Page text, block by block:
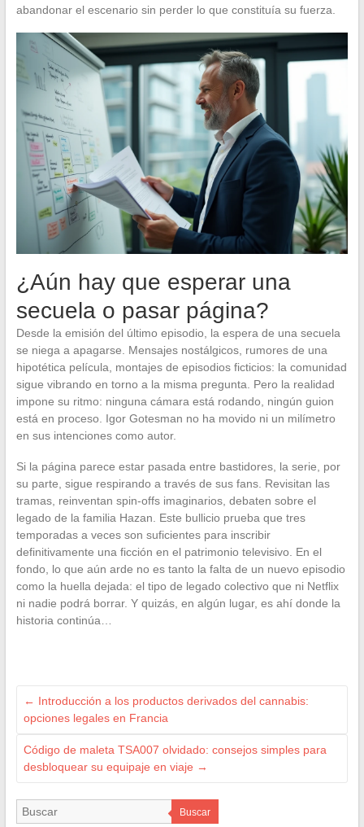
abandonar el escenario sin perder lo que constituía su fuerza.
¿Aún hay que esperar una
secuela o pasar página?
Desde la emisión del último episodio, la espera de una secuela
se niega a apagarse. Mensajes nostálgicos, rumores de una
hipotética película, montajes de episodios ficticios: la comunidad
sigue vibrando en torno a la misma pregunta. Pero la realidad
impone su ritmo: ninguna cámara está rodando, ningún guion
está en proceso. Igor Gotesman no ha movido ni un milímetro
en sus intenciones como autor.
Si la página parece estar pasada entre bastidores, la serie, por
su parte, sigue respirando a través de sus fans. Revisitan las
tramas, reinventan spin-offs imaginarios, debaten sobre el
legado de la familia Hazan. Este bullicio prueba que tres
temporadas a veces son suficientes para inscribir
definitivamente una ficción en el patrimonio televisivo. En el
fondo, lo que aún arde no es tanto la falta de un nuevo episodio
como la huella dejada: el tipo de legado colectivo que ni Netflix
ni nadie podrá borrar. Y quizás, en algún lugar, es ahí donde la
historia continúa…
← Introducción a los productos derivados del cannabis:
opciones legales en Francia
Código de maleta TSA007 olvidado: consejos simples para
desbloquear su equipaje en viaje →
Buscar